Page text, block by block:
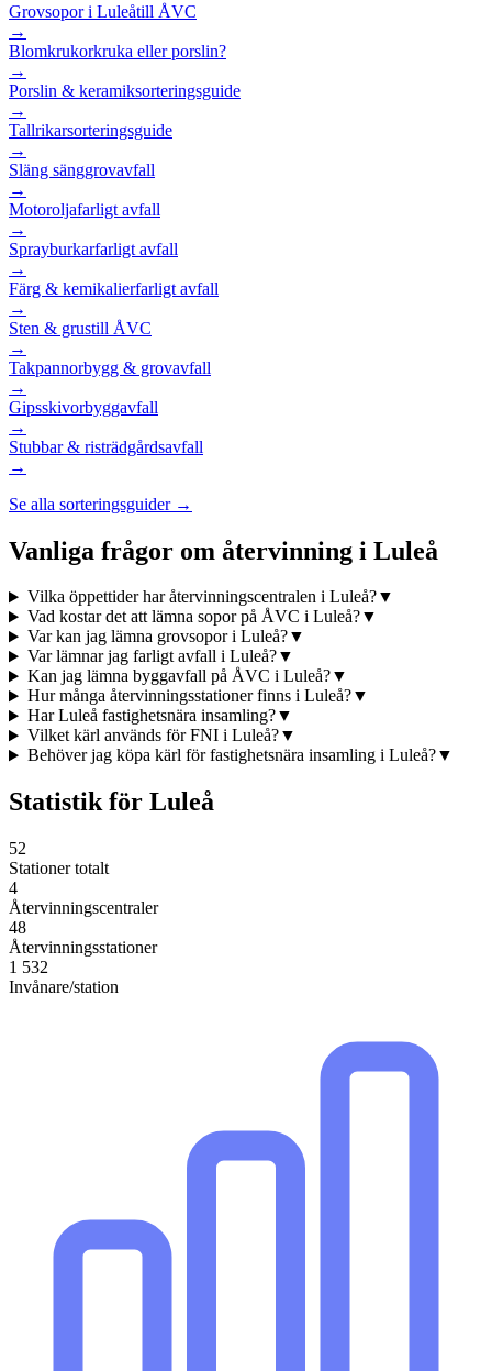
Grovsopor i Luleåtill ÅVC
→
Blomkrukorkruka eller porslin?
→
Porslin & keramiksorteringsguide
→
Tallrikarsorteringsguide
→
Släng sänggrovavfall
→
Motoroljafarligt avfall
→
Sprayburkarfarligt avfall
→
Färg & kemikalierfarligt avfall
→
Sten & grustill ÅVC
→
Takpannorbygg & grovavfall
→
Gipsskivorbyggavfall
→
Stubbar & risträdgårdsavfall
→
Se alla sorteringsguider →
Vanliga frågor om återvinning i Luleå
Vilka öppettider har återvinningscentralen i Luleå?▼
Vad kostar det att lämna sopor på ÅVC i Luleå?▼
Var kan jag lämna grovsopor i Luleå?▼
Var lämnar jag farligt avfall i Luleå?▼
Kan jag lämna byggavfall på ÅVC i Luleå?▼
Hur många återvinningsstationer finns i Luleå?▼
Har Luleå fastighetsnära insamling?▼
Vilket kärl används för FNI i Luleå?▼
Behöver jag köpa kärl för fastighetsnära insamling i Luleå?▼
Statistik för Luleå
52
Stationer totalt
4
Återvinningscentraler
48
Återvinningsstationer
1 532
Invånare/station